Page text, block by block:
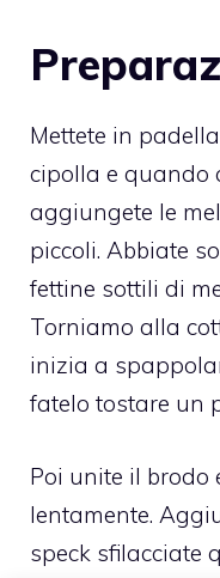
Mettete in
cipolla e quando
aggiungete le
piccoli. Abbiate
fettine sottili di
Torniamo alla
inizia a
fatelo tostare un
Poi unite il brodo
lentamente.
speck sfilacciate